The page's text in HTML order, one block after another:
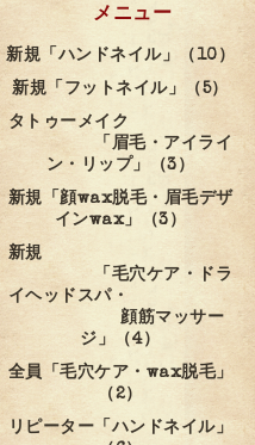
メニュー
新規「ハンドネイル」（10）
新規「フットネイル」（5）
タトゥーメイク
「眉毛・アイライ
ン・リップ」（3）
新規「顔wax脱毛・眉毛デザ
インwax」（3）
新規
「毛穴ケア・ドラ
イヘッドスパ・
顔筋マッサー
ジ」（4）
全員「毛穴ケア・wax脱毛」
（2）
リピーター「ハンドネイル」